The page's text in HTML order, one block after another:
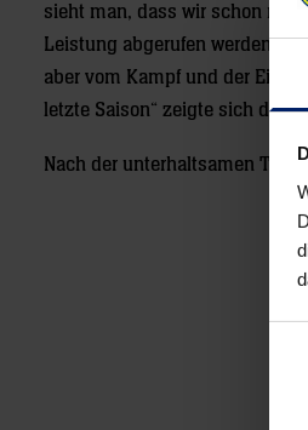
sieht man, dass wir schon
Leistung abgerufen werden
aber vom Kampf und der
letzte Saison“ zeigte sich der
Nach der unterhaltsamen